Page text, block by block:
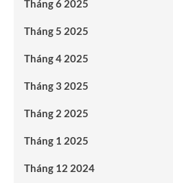
Tháng 6 2025
Tháng 5 2025
Tháng 4 2025
Tháng 3 2025
Tháng 2 2025
Tháng 1 2025
Tháng 12 2024